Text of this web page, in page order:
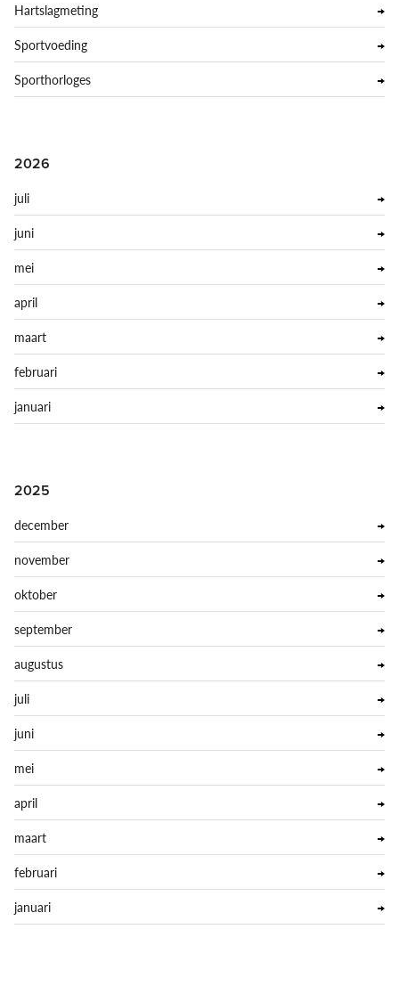
Hartslagmeting
Sportvoeding
Sporthorloges
2026
juli
juni
mei
april
maart
februari
januari
2025
december
november
oktober
september
augustus
juli
juni
mei
april
maart
februari
januari